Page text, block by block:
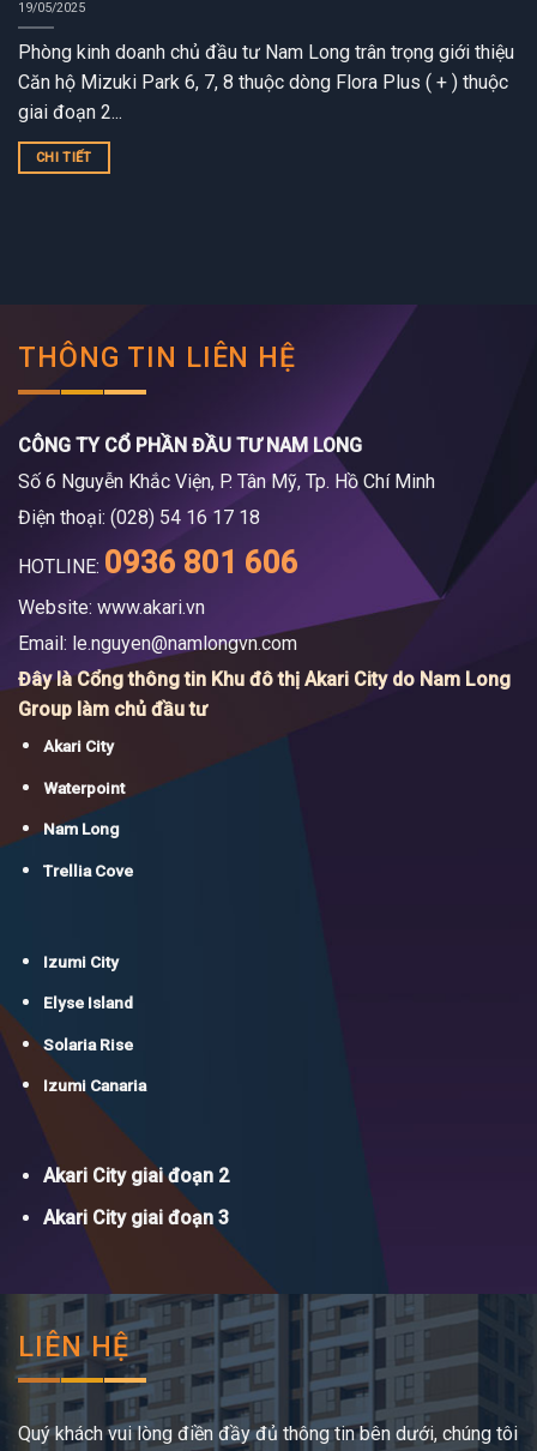
19/05/2025
Phòng kinh doanh chủ đầu tư Nam Long trân trọng giới thiệu
Căn hộ Mizuki Park 6, 7, 8 thuộc dòng Flora Plus ( + ) thuộc
giai đoạn 2...
CHI TIẾT
THÔNG TIN LIÊN HỆ
CÔNG TY CỔ PHẦN ĐẦU TƯ NAM LONG
Số 6 Nguyễn Khắc Viện, P. Tân Mỹ, Tp. Hồ Chí Minh
Điện thoại: (028) 54 16 17 18
HOTLINE: 0936 801 606
Website: www.akari.vn
Email: le.nguyen@namlongvn.com
Đây là Cổng thông tin Khu đô thị Akari City do Nam Long
Group làm chủ đầu tư
Akari City
Waterpoint
Nam Long
Trellia Cove
Izumi City
Elyse Island
Solaria Rise
Izumi Canaria
Akari City giai đoạn 2
Akari City giai đoạn 3
LIÊN HỆ
Quý khách vui lòng điền đầy đủ thông tin bên dưới, chúng tôi